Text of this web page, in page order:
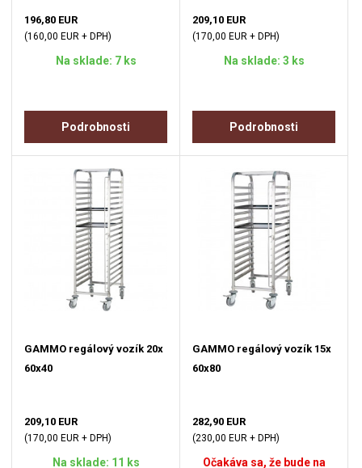
196,80 EUR
(160,00 EUR + DPH)
Na sklade: 7 ks
Podrobnosti
209,10 EUR
(170,00 EUR + DPH)
Na sklade: 3 ks
Podrobnosti
GAMMO regálový vozík 20x
60x40
209,10 EUR
(170,00 EUR + DPH)
Na sklade: 11 ks
GAMMO regálový vozík 15x
60x80
282,90 EUR
(230,00 EUR + DPH)
Očakáva sa, že bude na